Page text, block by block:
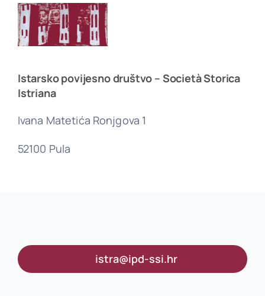
Istarsko povijesno društvo – Società Storica
Istriana
Ivana Matetića Ronjgova 1
52100 Pula
istra@ipd-ssi.hr